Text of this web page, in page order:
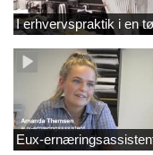
I erhvervspraktik i en
Eux-